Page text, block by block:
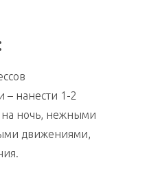
– нанести 1-2
на ночь, нежными
движениями,